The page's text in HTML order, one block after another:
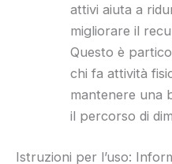
attivi aiuta a
migliorare il
Questo è
chi fa attività
mantenere una
il percorso di
Istruzioni per l’uso: